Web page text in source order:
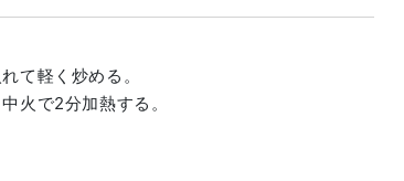
て軽く炒める。
火で2分加熱する。